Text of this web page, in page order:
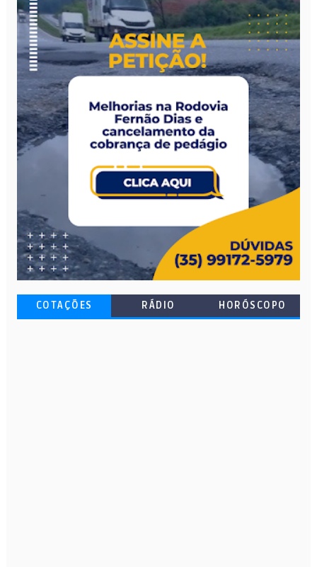
COTAÇÕES RÁDIO HORÓSCOPO